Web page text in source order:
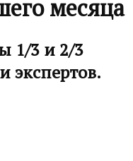
месяца
1/3 и 2/3
экспертов.